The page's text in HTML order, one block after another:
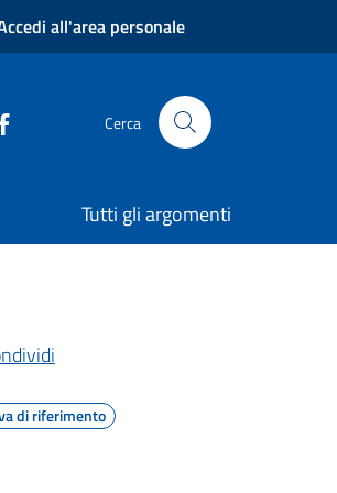
all'area personale
Cerca
Tutti gli argomenti
di riferimento